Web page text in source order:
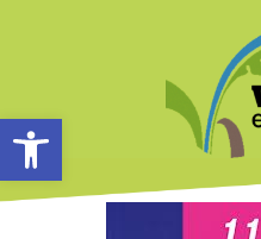
Ouvrir la barre d’outils